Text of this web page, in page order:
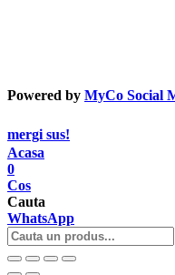
Powered by MyCo Social
mergi sus!
Acasa
0
Cos
Cauta
WhatsApp